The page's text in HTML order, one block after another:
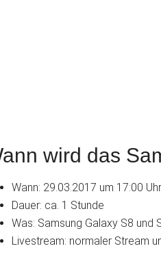
wird das
Wann: 29.03.2017 um 17:00 Uhr
Dauer: ca. 1 Stunde
Was: Samsung Galaxy S8 und
Livestream: normaler Stream